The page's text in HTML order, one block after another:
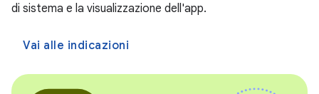
di sistema e la visualizzazione dell'app.
Vai alle indicazioni